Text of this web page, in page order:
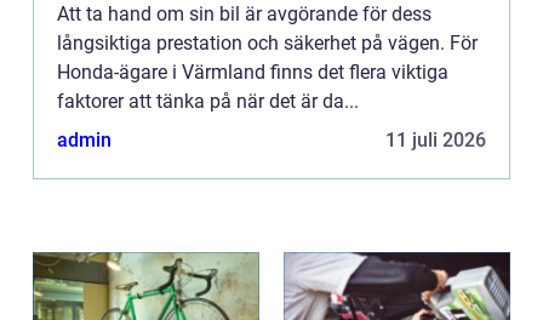
Att ta hand om sin bil är avgörande för dess
långsiktiga prestation och säkerhet på vägen. För
Honda-ägare i Värmland finns det flera viktiga
faktorer att tänka på när det är da...
admin
11 juli 2026